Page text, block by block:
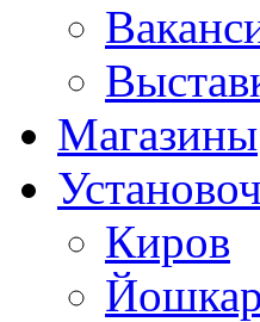
Магазины
Киров